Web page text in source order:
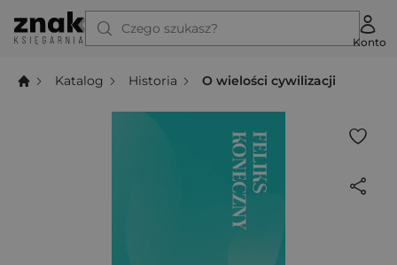
Czego szukasz?
Konto
Katalog Historia O wielości cywilizacji